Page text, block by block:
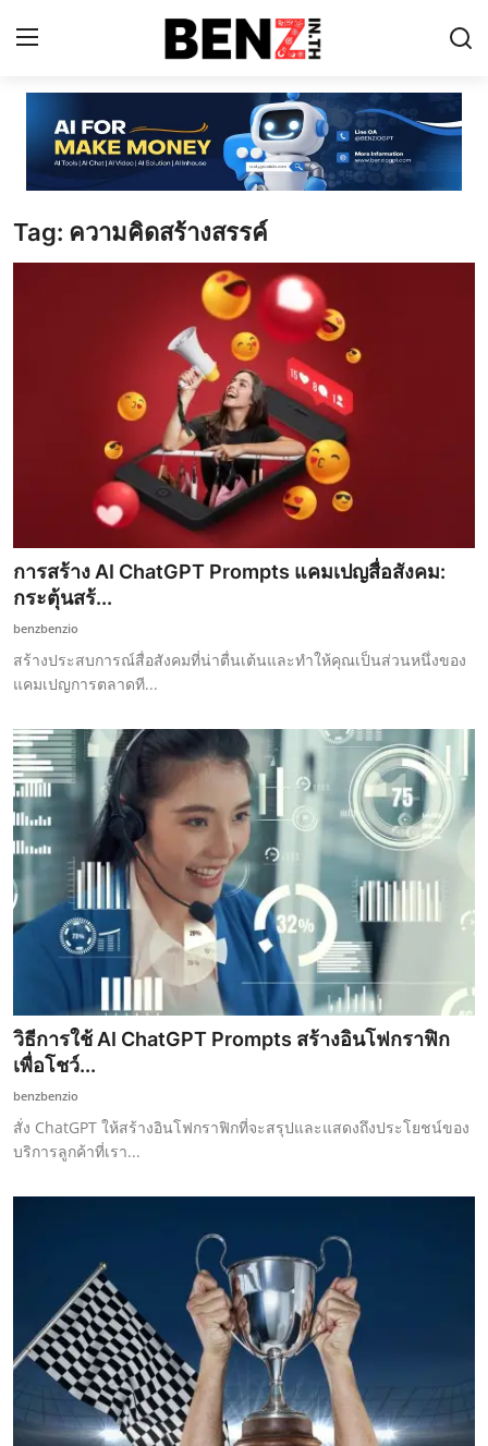
Home
Contact
AI Tools
คอร์สเรียน ChatGPT
Tag: ความคิดสร้างสรรค์
การสร้าง AI ChatGPT Prompts แคมเปญสื่อสังคม:
กระตุ้นสร้...
benzbenzio
สร้างประสบการณ์สื่อสังคมที่น่าตื่นเต้นและทำให้คุณเป็นส่วนหนึ่งของ
แคมเปญการตลาดที...
วิธีการใช้ AI ChatGPT Prompts สร้างอินโฟกราฟิก
เพื่อโชว์...
benzbenzio
สั่ง ChatGPT ให้สร้างอินโฟกราฟิกที่จะสรุปและแสดงถึงประโยชน์ของ
บริการลูกค้าที่เรา...